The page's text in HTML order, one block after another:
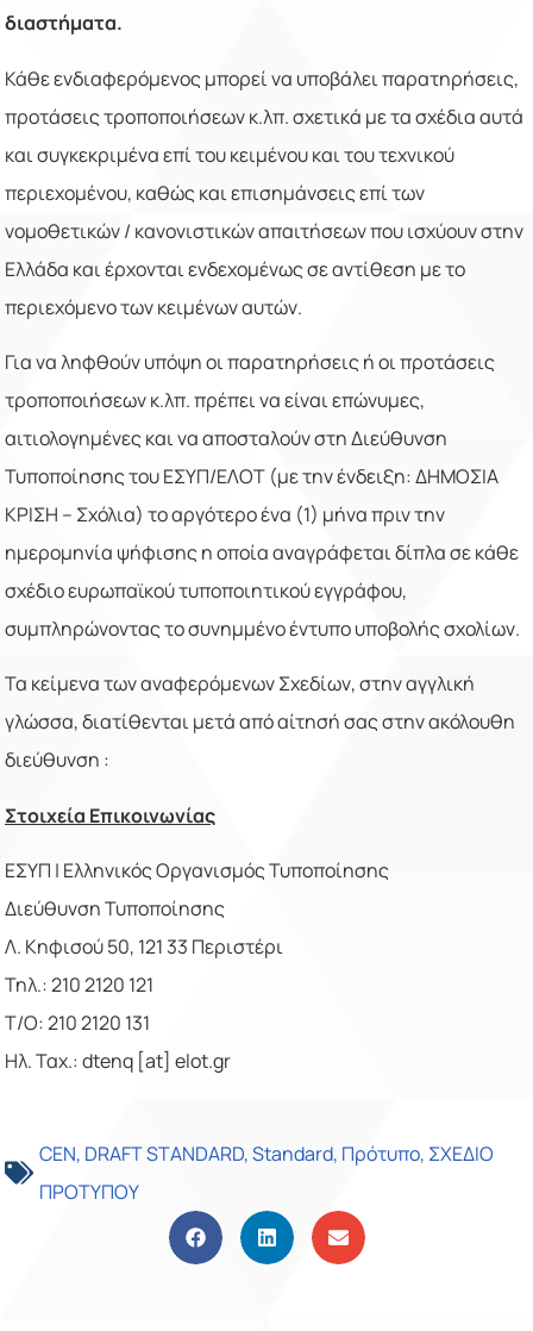
διαστήματα.
Κάθε ενδιαφερόμενος μπορεί να υποβάλει παρατηρήσεις,
προτάσεις τροποποιήσεων κ.λπ. σχετικά με τα σχέδια αυτά
και συγκεκριμένα επί του κειμένου και του τεχνικού
περιεχομένου, καθώς και επισημάνσεις επί των
νομοθετικών / κανονιστικών απαιτήσεων που ισχύουν στην
Ελλάδα και έρχονται ενδεχομένως σε αντίθεση με το
περιεχόμενο των κειμένων αυτών.
Για να ληφθούν υπόψη οι παρατηρήσεις ή οι προτάσεις
τροποποιήσεων κ.λπ. πρέπει να είναι επώνυμες,
αιτιολογημένες και να αποσταλούν στη Διεύθυνση
Τυποποίησης του ΕΣΥΠ/ΕΛΟΤ (με την ένδειξη: ΔΗΜΟΣΙΑ
ΚΡΙΣΗ – Σχόλια) το αργότερο ένα (1) μήνα πριν την
ημερομηνία ψήφισης η οποία αναγράφεται δίπλα σε κάθε
σχέδιο ευρωπαϊκού τυποποιητικού εγγράφου,
συμπληρώνοντας το συνημμένο έντυπο υποβολής σχολίων.
Τα κείμενα των αναφερόμενων Σχεδίων, στην αγγλική
γλώσσα, διατίθενται μετά από αίτησή σας στην ακόλουθη
διεύθυνση :
Στοιχεία Επικοινωνίας
ΕΣΥΠ | Ελληνικός Οργανισμός Τυποποίησης
Διεύθυνση Τυποποίησης
Λ. Κηφισού 50, 121 33 Περιστέρι
Τηλ.: 210 2120 121
Τ/Ο: 210 2120 131
Ηλ. Ταχ.: dtenq [at] elot.gr
CEN, DRAFT STANDARD,Standard, Πρότυπο, ΣΧΕΔΙΟ
ΠΡΟΤΥΠΟΥ